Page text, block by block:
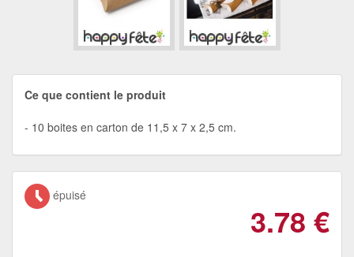
Ce que contient le produit
10 boites en carton de 11,5 x 7 x 2,5 cm.
épuisé
3.78 €